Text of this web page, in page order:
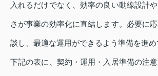
入れるだけでなく、効率の良い動線設計
さが事業の効率化に直結します。必要に
談し、最適な運用ができるよう準備を進め
下記の表に、契約・運用・入居準備の注